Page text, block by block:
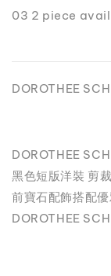
03 2 piece
DOROTHEE
DOROTHEE
黑色短版洋裝 剪
前寶石配飾搭配
DOROTHEE